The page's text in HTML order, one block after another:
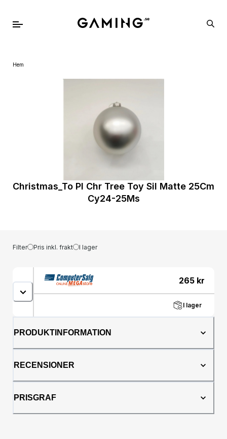
Hem
Christmas_To Pl Chr Tree Toy Sil Matte 25Cm
Cy24-25Ms
Filter Pris inkl. frakt I lager
265 kr
I lager
PRODUKTINFORMATION
RECENSIONER
PRISGRAF